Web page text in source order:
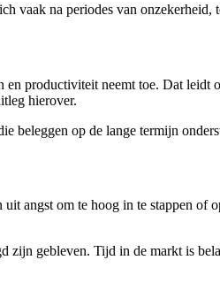
vaak na periodes van
productiviteit neemt toe. Dat leidt
hierover.
beleggen op de lange termijn
angst om te hoog in te stappen of
zijn gebleven. Tijd in de markt is